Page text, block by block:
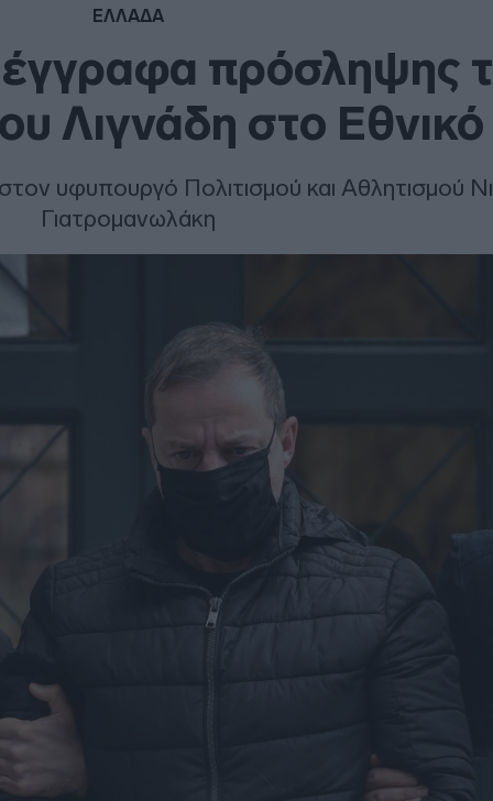
ΕΛΛΑΔΑ
πρόσληψης
Λιγνάδη στο Εθνικό
υφυπουργό Πολιτισμού και Αθλητισμού
Γιατρομανωλάκη